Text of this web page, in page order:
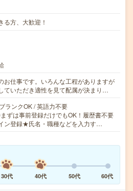
る方、大歓迎！
お仕事です。いろんな工程がありますが
ていただき適性を見て配属が決まり…
ランクOK / 英語力不要
ずは事前登録だけでもOK！履歴書不要
ン登録★氏名・職種などを入力す…
30代 40代 50代 60代